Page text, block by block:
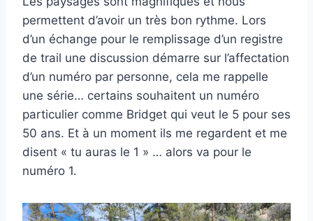
permettent d’avoir un très bon rythme. Lors
d’un échange pour le remplissage d’un registre
de trail une discussion démarre sur l’affectation
d’un numéro par personne, cela me rappelle
une série… certains souhaitent un numéro
particulier comme Bridget qui veut le 5 pour ses
50 ans. Et à un moment ils me regardent et me
disent « tu auras le 1 » … alors va pour le
numéro 1.